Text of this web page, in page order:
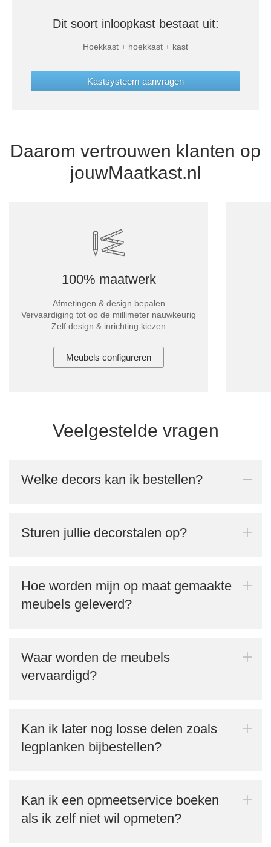
Dit soort inloopkast bestaat uit:
Hoekkast + hoekkast + kast
Kastsysteem aanvragen
Daarom vertrouwen klanten op
jouwMaatkast.nl
100% maatwerk
Afmetingen & design bepalen
Vervaardiging tot op de millimeter nauwkeurig
Zelf design & inrichting kiezen
Meubels configureren
Veelgestelde vragen
Welke decors kan ik bestellen?
Sturen jullie decorstalen op?
Hoe worden mijn op maat gemaakte
meubels geleverd?
Waar worden de meubels
vervaardigd?
Kan ik later nog losse delen zoals
legplanken bijbestellen?
Kan ik een opmeetservice boeken
als ik zelf niet wil opmeten?